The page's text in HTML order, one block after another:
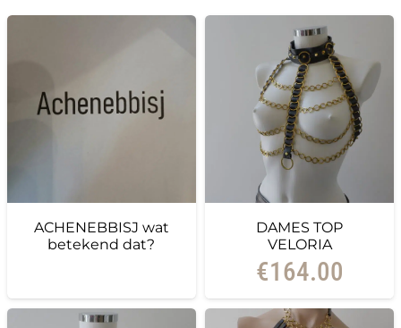
ACHENEBBISJ wat
betekend dat?
DAMES TOP
VELORIA
€164.00